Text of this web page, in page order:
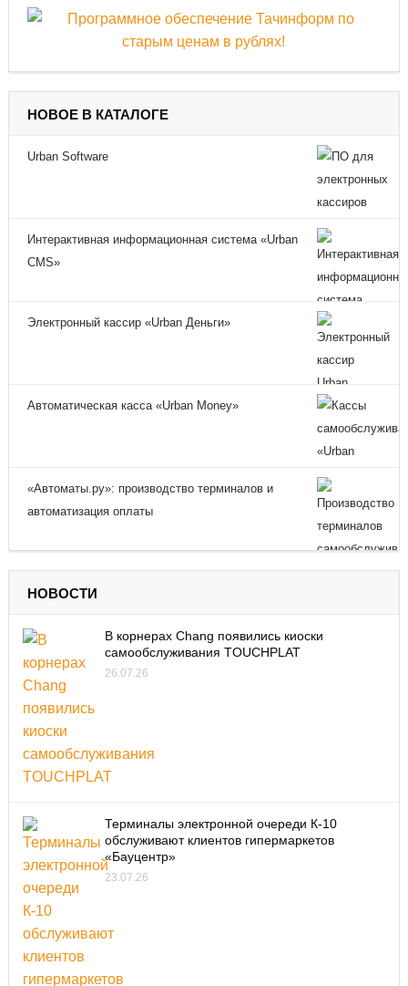
НОВОЕ В КАТАЛОГЕ
Urban Software
Интерактивная информационная система «Urban
CMS»
Электронный кассир «Urban Деньги»
Автоматическая касса «Urban Money»
«Автоматы.ру»: производство терминалов и
автоматизация оплаты
НОВОСТИ
В корнерах Chang появились киоски
самообслуживания TOUCHPLAT
26.07.26
Терминалы электронной очереди К-10
обслуживают клиентов гипермаркетов
«Бауцентр»
23.07.26